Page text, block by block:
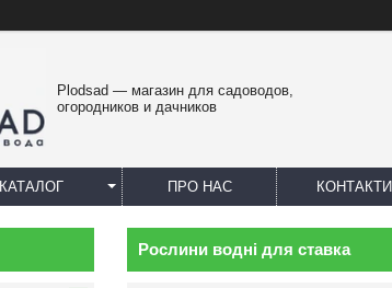
Plodsad — магазин для садоводов,
огородников и дачников
КАТАЛОГ ПРО НАС КОНТАКТИ
Рослини водні для ставка